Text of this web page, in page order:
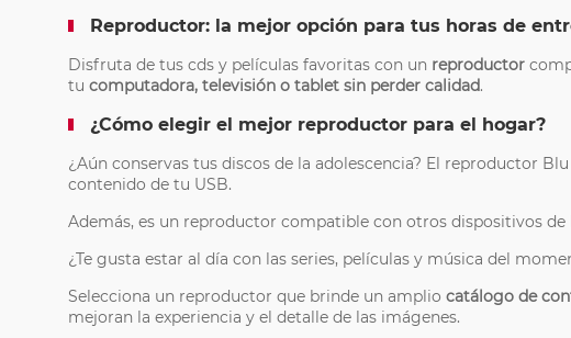
Reproductor: la mejor opción para tus horas de
Disfruta de tus cds y películas favoritas con un reproductor
tu computadora, televisión o tablet sin perder calidad.
¿Cómo elegir el mejor reproductor para el hogar?
¿Aún conservas tus discos de la adolescencia? El reproductor
contenido de tu USB.
Además, es un reproductor compatible con otros dispositivos
¿Te gusta estar al día con las series, películas y música del
Selecciona un reproductor que brinde un amplio catálogo de
mejoran la experiencia y el detalle de las imágenes.